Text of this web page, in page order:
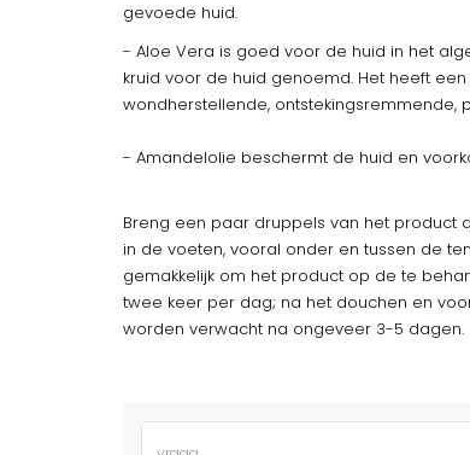
gevoede huid.
- Aloe Vera is goed voor de huid in het
kruid voor de huid genoemd. Het heeft
wondherstellende, ontstekingsremmende,
- Amandelolie beschermt de huid en
Breng een paar druppels van het product
in de voeten, vooral onder en tussen de
gemakkelijk om het product op de te
twee keer per dag; na het douchen en
worden verwacht na ongeveer 3-5 dagen.